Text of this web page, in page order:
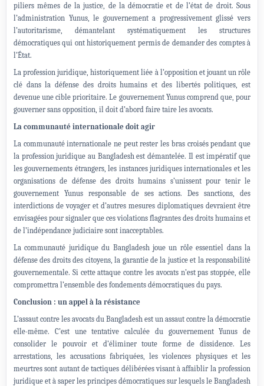
piliers mêmes de la justice, de la démocratie et de l’état de droit. Sous
l’administration Yunus, le gouvernement a progressivement glissé vers
l’autoritarisme, démantelant systématiquement les structures
démocratiques qui ont historiquement permis de demander des comptes à
l’État.
La profession juridique, historiquement liée à l’opposition et jouant un rôle
clé dans la défense des droits humains et des libertés politiques, est
devenue une cible prioritaire. Le gouvernement Yunus comprend que, pour
gouverner sans opposition, il doit d’abord faire taire les avocats.
La communauté internationale doit agir
La communauté internationale ne peut rester les bras croisés pendant que
la profession juridique au Bangladesh est démantelée. Il est impératif que
les gouvernements étrangers, les instances juridiques internationales et les
organisations de défense des droits humains s’unissent pour tenir le
gouvernement Yunus responsable de ses actions. Des sanctions, des
interdictions de voyager et d’autres mesures diplomatiques devraient être
envisagées pour signaler que ces violations flagrantes des droits humains et
de l’indépendance judiciaire sont inacceptables.
La communauté juridique du Bangladesh joue un rôle essentiel dans la
défense des droits des citoyens, la garantie de la justice et la responsabilité
gouvernementale. Si cette attaque contre les avocats n’est pas stoppée, elle
compromettra l’ensemble des fondements démocratiques du pays.
Conclusion : un appel à la résistance
L’assaut contre les avocats du Bangladesh est un assaut contre la démocratie
elle-même. C’est une tentative calculée du gouvernement Yunus de
consolider le pouvoir et d’éliminer toute forme de dissidence. Les
arrestations, les accusations fabriquées, les violences physiques et les
meurtres sont autant de tactiques délibérées visant à affaiblir la profession
juridique et à saper les principes démocratiques sur lesquels le Bangladesh